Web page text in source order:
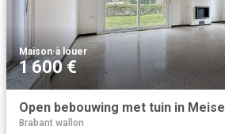
Maison·à louer
1 600 €
Open bebouwing met tuin in Meise
Brabant wallon